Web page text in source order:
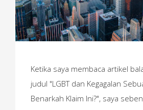
Ketika saya membaca artikel
judul "LGBT dan Kegagalan
Benarkah Klaim Ini?", saya